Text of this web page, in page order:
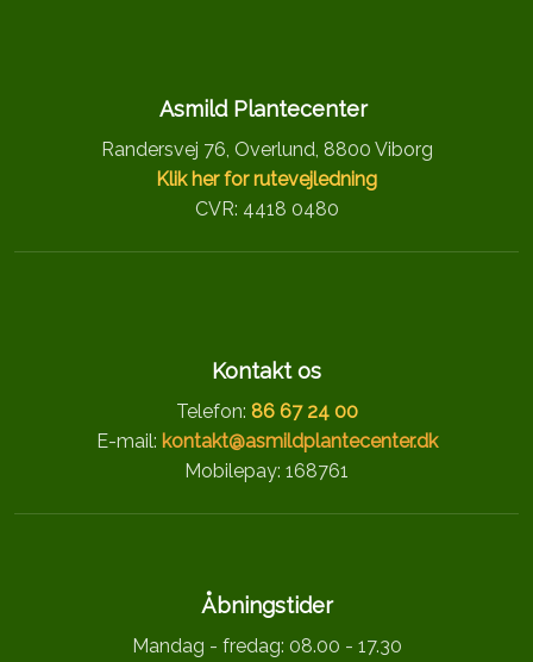
Asmild Plantecenter
Randersvej 76, Overlund, 8800 Viborg
Klik her for rutevejledning
CVR: 4418 0480
Kontakt os
Telefon: 86 67 24 00
E-mail: kontakt@asmildplantecenter.dk
Mobilepay: 168761
Åbningstider
Mandag - fredag: 08.00 - 17.30